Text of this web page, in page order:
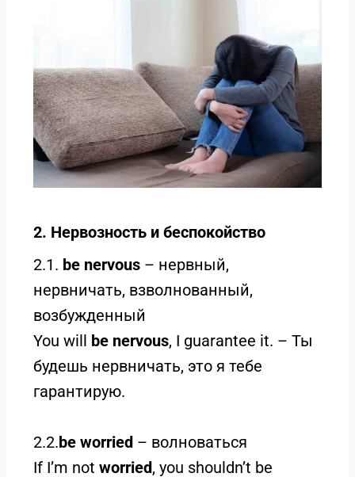
2. Нервозность и беспокойство
2.1. be nervous – нервный,
нервничать, взволнованный,
возбужденный
You will be nervous, I guarantee it. – Ты
будешь нервничать, это я тебе
гарантирую.
2.2.be worried – волноваться
If I’m not worried, you shouldn’t be